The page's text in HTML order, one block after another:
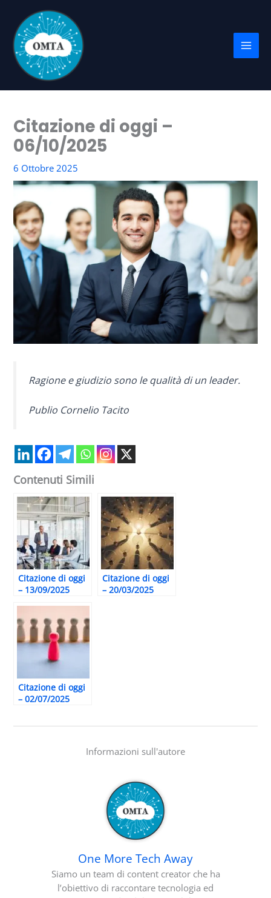
contenuto
Citazione di oggi –
06/10/2025
6 Ottobre 2025
Ragione e giudizio sono le qualità di un leader.
Publio Cornelio Tacito
Contenuti Simili
Citazione di oggi
– 13/09/2025
Citazione di oggi
– 20/03/2025
Citazione di oggi
– 02/07/2025
Informazioni sull'autore
One More Tech Away
Siamo un team di content creator che ha
l’obiettivo di raccontare tecnologia ed